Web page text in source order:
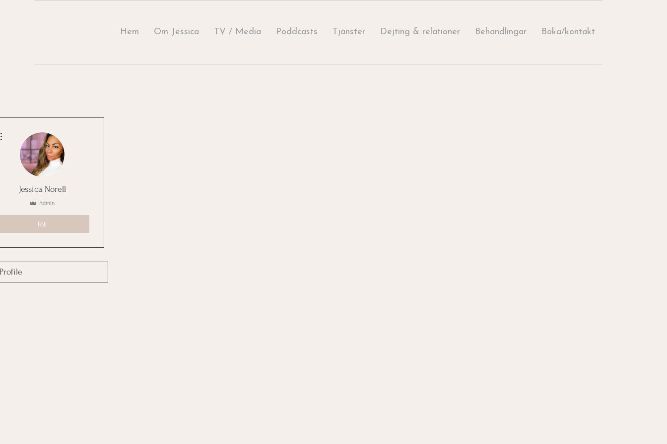
Hem Om Jessica TV / Media Poddcasts Tjänster Dejting & relationer Behandlingar Boka/kontakt
Jessica Norell
Admin
Följ
Profile